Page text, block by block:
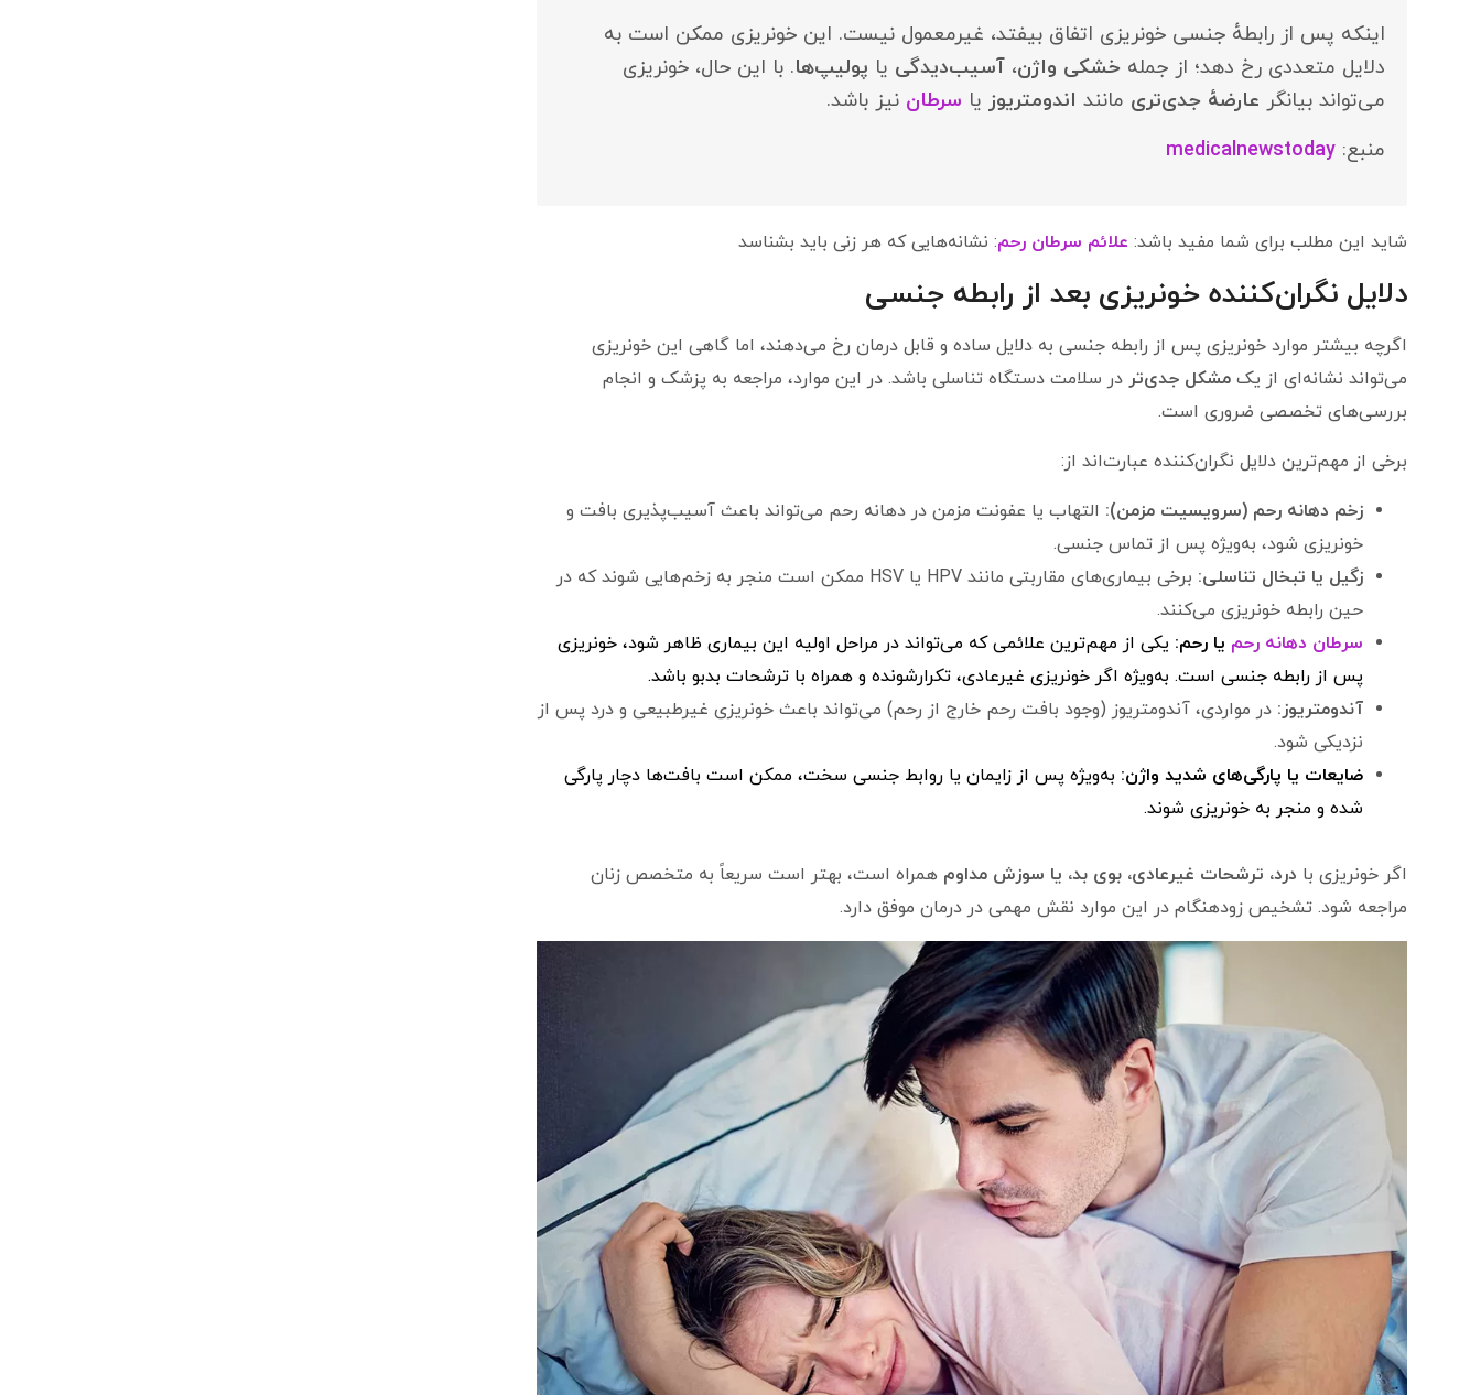
اینکه پس از رابطهٔ جنسی خونریزی اتفاق بیفتد، غیرمعمول نیست. این خونریزی ممکن است به
دلایل متعددی رخ دهد؛ از جملهخشکی واژن،آسیب‌دیدگی یا پولیپ‌ها. با این حال، خونریزی
می‌تواند بیانگر عارضهٔ جدی‌تری مانند اندومتریوز یا سرطان نیز باشد.
منبع:medicalnewstoday
شاید این مطلب برای شما مفید باشد: علائم سرطان رحم: نشانه‌هایی که هر زنی باید بشناسد
دلایل نگران‌کننده خونریزی بعد از رابطه جنسی
اگرچه بیشتر موارد خونریزی پس از رابطه جنسی به دلایل ساده و قابل درمان رخ می‌دهند، اما گاهی این خونریزی
می‌تواند نشانه‌ای از یکمشکل جدی‌تر در سلامت دستگاه تناسلی باشد. در این موارد، مراجعه به پزشک و انجام
بررسی‌های تخصصی ضروری است.
برخی از مهم‌ترین دلایل نگران‌کننده عبارت‌اند از:
زخم دهانه رحم (سرویسیت مزمن): التهاب یا عفونت مزمن در دهانه رحم می‌تواند باعث آسیب‌پذیری بافت و
خونریزی شود، به‌ویژه پس از تماس جنسی.
زگیل یا تبخال تناسلی:
برخی بیماری‌های مقاربتی مانند HPV یا HSV ممکن است منجر به زخم‌هایی شوند که در
حین رابطه خونریزی می‌کنند.
سرطان دهانه رحم یا رحم: یکی از مهم‌ترین علائمی که می‌تواند در مراحل اولیه این بیماری ظاهر شود، خونریزی
پس از رابطه جنسی است. به‌ویژه اگر خونریزی غیرعادی، تکرارشونده و همراه با ترشحات بدبو باشد.
آندومتریوز: در مواردی، آندومتریوز (وجود بافت رحم خارج از رحم) می‌تواند باعث خونریزی غیرطبیعی و درد پس از
نزدیکی شود.
ضایعات یا پارگی‌های شدید واژن: به‌ویژه پس از زایمان یا روابط جنسی سخت، ممکن است بافت‌ها دچار پارگی
شده و منجر به خونریزی شوند.
اگر خونریزی با درد، ترشحات غیرعادی، بوی بد، یا سوزش مداوم همراه است، بهتر است سریعاً به متخصص زنان
مراجعه شود. تشخیص زودهنگام در این موارد نقش مهمی در درمان موفق دارد.